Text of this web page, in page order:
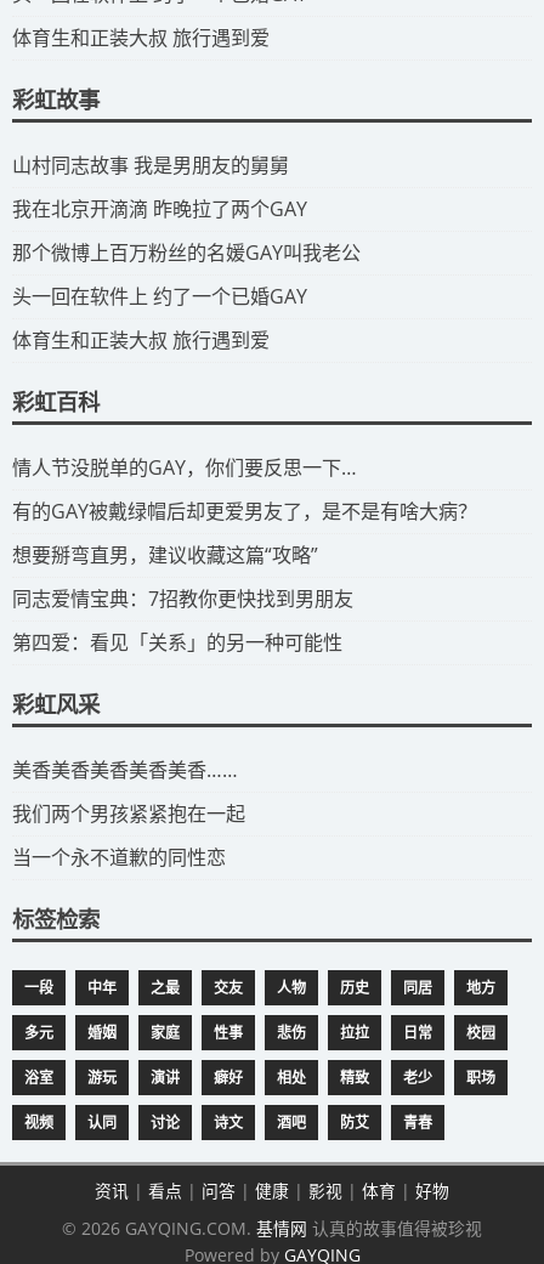
​体育生和正装大叔 旅行遇到爱
彩虹故事
​山村同志故事 我是男朋友的舅舅
​我在北京开滴滴 昨晚拉了两个GAY
​那个微博上百万粉丝的名媛GAY叫我老公
​头一回在软件上 约了一个已婚GAY
​体育生和正装大叔 旅行遇到爱
彩虹百科
​情人节没脱单的GAY，你们要反思一下…
​有的GAY被戴绿帽后却更爱男友了，是不是有啥大病？
​想要掰弯直男，建议收藏这篇“攻略”
​同志爱情宝典：7招教你更快找到男朋友
​第四爱：看见「关系」的另一种可能性
彩虹风采
​美香美香美香美香美香……
我们两个男孩紧紧抱在一起
当一个永不道歉的同性恋
标签检索
一段 中年 之最 交友 人物 历史 同居 地方
多元 婚姻 家庭 性事 悲伤 拉拉 日常 校园
浴室 游玩 演讲 癖好 相处 精致 老少 职场
视频 认同 讨论 诗文 酒吧 防艾 青春
资讯 | 看点 | 问答 | 健康 | 影视 | 体育 | 好物
© 2026 GAYQING.COM. 基情网 认真的故事值得被珍视
Powered by GAYQING